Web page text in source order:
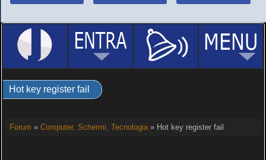
Hot key register fail
Forum » Computer, Schermi, Tecnologia» Hot key register fail